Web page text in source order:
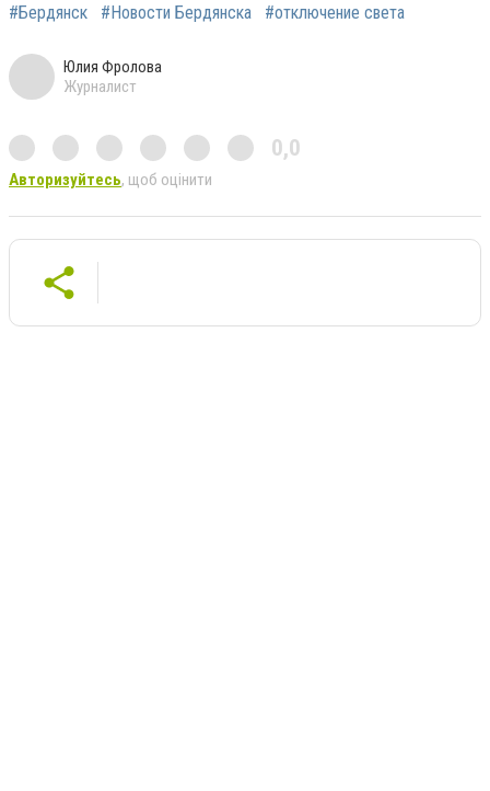
#Бердянск #Новости Бердянска #отключение света
Юлия Фролова
Журналист
0,0
Авторизуйтесь, щоб оцінити